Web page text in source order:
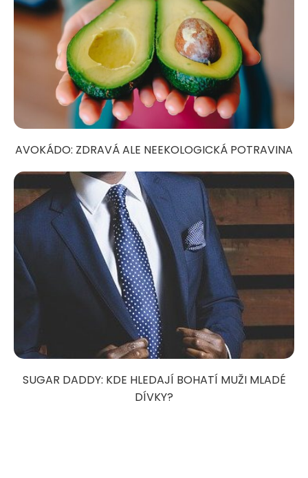
AVOKÁDO: ZDRAVÁ ALE NEEKOLOGICKÁ POTRAVINA
SUGAR DADDY: KDE HLEDAJÍ BOHATÍ MUŽI MLADÉ
DÍVKY?